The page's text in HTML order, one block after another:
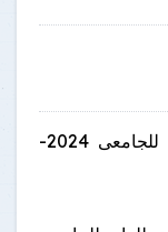
ارقام جلوس الفرقة الاولى بنات للعام للجامعى 2024-